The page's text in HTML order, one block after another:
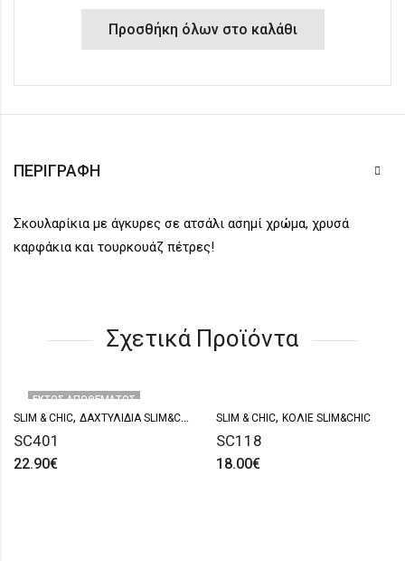
Προσθήκη όλων στο καλάθι
ΠΕΡΙΓΡΑΦΉ
Σκουλαρίκια με άγκυρες σε ατσάλι ασημί χρώμα, χρυσά
καρφάκια και τουρκουάζ πέτρες!
Σχετικά Προϊόντα
ΕΚΤΌΣ ΑΠΟΘΈΜΑΤΟΣ
SLIM & CHIC, ΔΑΧΤΥΛΊΔΙΑ SLIM&CHIC
SC401
22.90€
SLIM & CHIC, ΚΟΛΙΈ SLIM&CHIC
SC118
18.00€